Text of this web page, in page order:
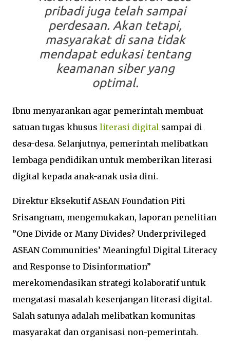
pribadi juga telah sampai
perdesaan. Akan tetapi,
masyarakat di sana tidak
mendapat edukasi tentang
keamanan siber yang
optimal.
Ibnu menyarankan agar pemerintah membuat
satuan tugas khusus literasi digital sampai di
desa-desa. Selanjutnya, pemerintah melibatkan
lembaga pendidikan untuk memberikan literasi
digital kepada anak-anak usia dini.
Direktur Eksekutif ASEAN Foundation Piti
Srisangnam, mengemukakan, laporan penelitian
”One Divide or Many Divides? Underprivileged
ASEAN Communities’ Meaningful Digital Literacy
and Response to Disinformation”
merekomendasikan strategi kolaboratif untuk
mengatasi masalah kesenjangan literasi digital.
Salah satunya adalah melibatkan komunitas
masyarakat dan organisasi non-pemerintah.